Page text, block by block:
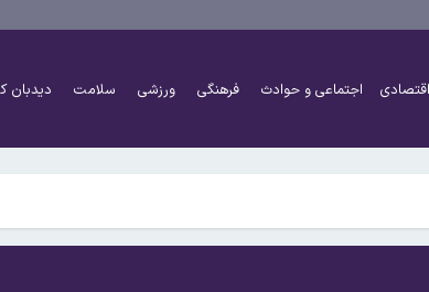
اقتصادی اجتماعی و حوادث فرهنگی ورزشی سلامت دیدبان
به توافق رسیده است
مصلحت نیست